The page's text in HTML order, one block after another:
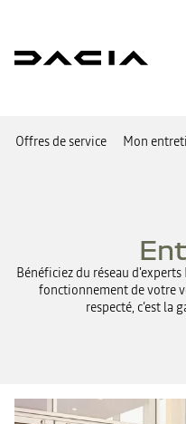
Offres de service Mon
Bénéficiez du réseau
fonctionnement de votre
respecté, c’est la